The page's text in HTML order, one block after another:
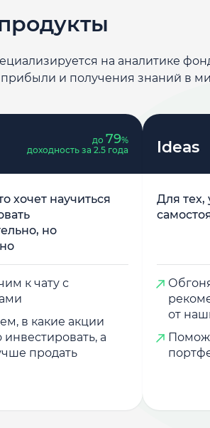
на аналитике
и получения знаний в
до79%
доходность за 2.5 года
хочет научиться
но
к чату с
в какие акции
а
продать
Ideas
Для тех,
от